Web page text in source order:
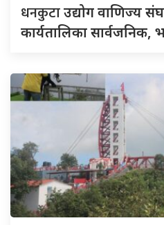
धनकुटाउद्योग वाणिज्य
कार्यतालिका सार्वजनिक,